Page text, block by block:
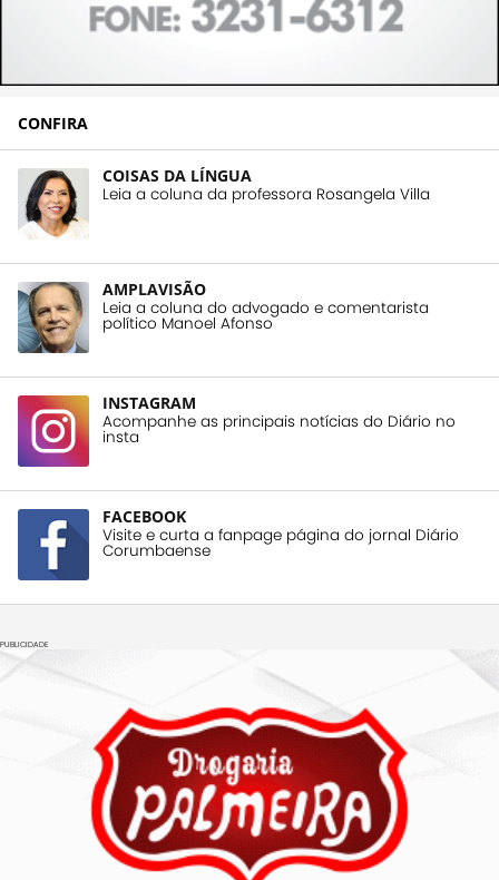
CONFIRA
COISAS DA LÍNGUA
Leia a coluna da professora Rosangela Villa
AMPLAVISÃO
Leia a coluna do advogado e comentarista
político Manoel Afonso
INSTAGRAM
Acompanhe as principais notícias do Diário no
insta
FACEBOOK
Visite e curta a fanpage página do jornal Diário
Corumbaense
PUBLICIDADE